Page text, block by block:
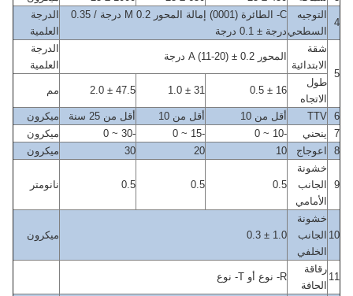
4
التوجيه
السطحي
C- الطائرة (0001) إمالة المحور M 0.2 درجة / 0.35
درجة ± 0.1 درجة
الدرجة
العلمية
5
شقة
الابتدائية
المحور A (11-20) ± 0.2 درجة
الدرجة
العلمية
طول
الاتجاه
16 ± 0.5
31 ± 1.0
47.5 ± 2.0 مم
6
TTV أقل من 10 أقل من 10 أقل من 25 سنة
ميكرون
7
ينحني -10 ~ 0
-15 ~ 0
-30 ~ 0
ميكرون
8
اعوجاج 10
20
30 ميكرون
9
خشونة
الجانب
الأمامي
0.5
0.5
0.5 نانومتر
10
خشونة
الجانب
الخلفي
1.0
± 0.3 ميكرون
11
رقاقة
الحافة
R- نوع أو T- نوع